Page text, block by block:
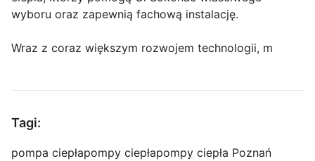
wyboru oraz zapewnią fachową instalację.
Wraz z coraz większym rozwojem technologii, m
Tagi:
pompa ciepłapompy ciepłapompy ciepła Poznań